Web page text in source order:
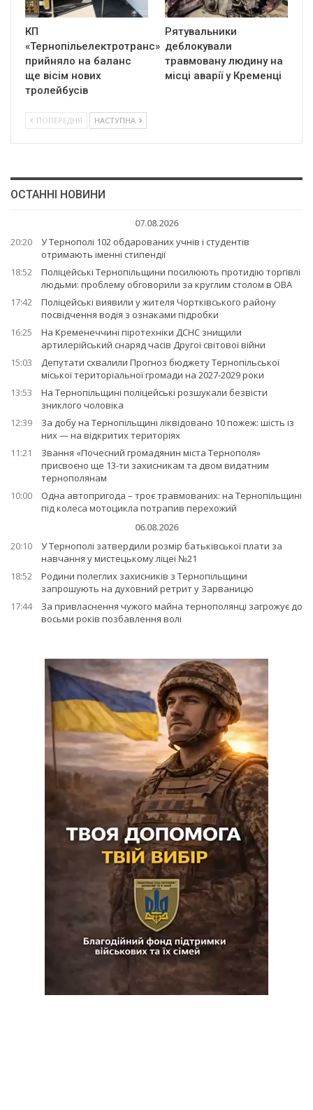
КП
«Тернопільелектротранс»
прийняло на баланс
ще вісім нових
тролейбусів
Рятувальники
деблокували
травмовану людину на
місці аварії у Кременці
ПОПЕРЕДНЯ НАСТУПНА
ОСТАННІ НОВИНИ
07.08.2026
20:20
У Тернополі 102 обдарованих учнів і студентів
отримають іменні стипендії
18:52
Поліцейські Тернопільщини посилюють протидію торгівлі
людьми: проблему обговорили за круглим столом в ОВА
17:42
Поліцейські виявили у жителя Чортківського району
посвідчення водія з ознаками підробки
16:25
На Кременеччині піротехніки ДСНС знищили
артилерійський снаряд часів Другої світової війни
15:03
Депутати схвалили Прогноз бюджету Тернопільської
міської територіальної громади на 2027-2029 роки
13:53
На Тернопільщині поліцейські розшукали безвісти
зниклого чоловіка
12:39
За добу на Тернопільщині ліквідовано 10 пожеж: шість із
них — на відкритих територіях
11:21
Звання «Почесний громадянин міста Тернополя»
присвоєно ще 13-ти захисникам та двом видатним
тернополянам
10:00
Одна автопригода – троє травмованих: на Тернопільщині
під колеса мотоцикла потрапив перехожий
06.08.2026
20:10
У Тернополі затвердили розмір батьківської плати за
навчання у мистецькому ліцеї №21
18:52
Родини полеглих захисників з Тернопільщини
запрошують на духовний ретрит у Зарваницю
17:44
За привласнення чужого майна тернополянці загрожує до
восьми років позбавлення волі